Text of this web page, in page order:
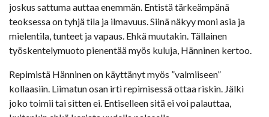
joskus sattuma auttaa enemmän. Entistä tärkeämpänä
teoksessa on tyhjä tila ja ilmavuus. Siinä näkyy moni asia ja
mielentila, tunteet ja vapaus. Ehkä muutakin. Tällainen
työskentelymuoto pienentää myös kuluja, Hänninen kertoo.
Repimistä Hänninen on käyttänyt myös ”valmiiseen”
kollaasiin. Liimatun osan irti repimisessä ottaa riskin. Jälki
joko toimii tai sitten ei. Entiselleen sitä ei voi palauttaa,